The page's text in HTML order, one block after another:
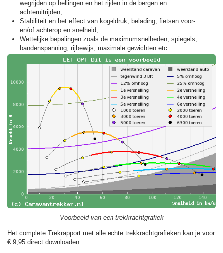
wegrijden op hellingen en het rijden in de bergen en
achteruitrijden;
Stabiliteit en het effect van kogeldruk, belading, fietsen voor-
en/of achterop en snelheid;
Wettelijke bepalingen zoals de maximumsnelheden, spiegels,
bandenspanning, rijbewijs, maximale gewichten etc.
Voorbeeld van een trekkrachtgrafiek
Het complete Trekrapport met alle echte trekkrachtgrafieken kan je voor
€ 9,95 direct downloaden.